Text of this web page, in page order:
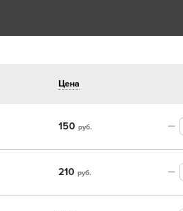
Цена
150 руб.
210 руб.